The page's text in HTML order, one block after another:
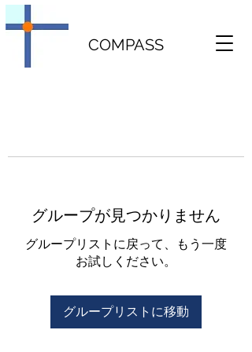
COMPASS
グループが見つかりません
グループリストに戻って、もう一度
お試しください。
グループリストに移動